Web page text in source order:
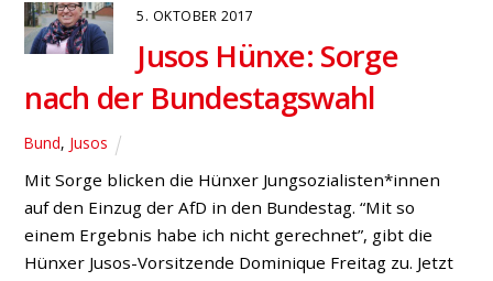
5. OKTOBER 2017
Jusos Hünxe: Sorge
nach der Bundestagswahl
Bund, Jusos
Mit Sorge blicken die Hünxer Jungsozialisten*innen
auf den Einzug der AfD in den Bundestag. “Mit so
einem Ergebnis habe ich nicht gerechnet”, gibt die
Hünxer Jusos-Vorsitzende Dominique Freitag zu. Jetzt